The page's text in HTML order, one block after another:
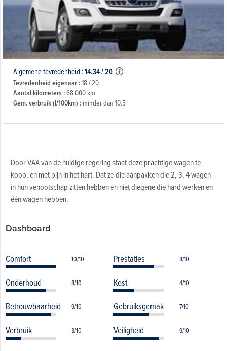
Algemene tevredenheid :14.34/20
Tevredenheid eigenaar :18 / 20
Aantal kilometers :68 000 km
Gem. verbruik (l/100km) :minder dan 10.5 l
Door VAA van de huidige regering staat deze prachtige wagen te
koop, en met pijn in het hart. Dat ze die aanpakken die 2, 3, 4 wagen
in hun venootschap zitten hebben en niet diegene die hard werken en
één wagen hebben.
Dashboard
Comfort 10/10 Prestaties 8/10
Onderhoud 8/10 Kost 4/10
Betrouwbaarheid 9/10 Gebruiksgemak 7/10
Verbruik 3/10 Veiligheid 9/10